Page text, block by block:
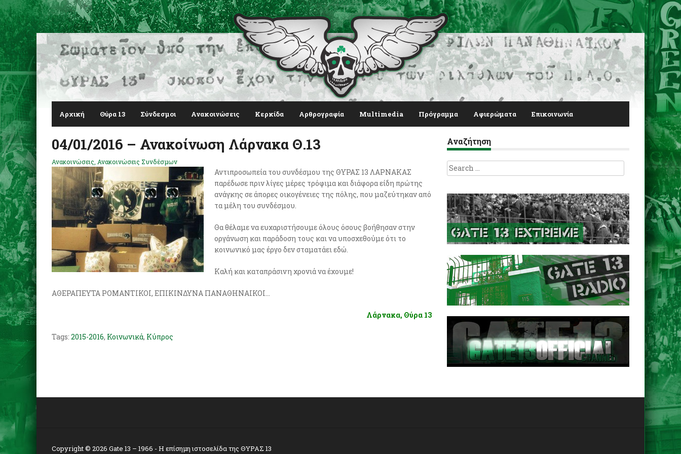
Αρχική Θύρα 13 Σύνδεσμοι Ανακοινώσεις Κερκίδα Αρθρογραφία Multimedia Πρόγραμμα Αφιερώματα Επικοινωνία
04/01/2016 – Ανακοίνωση Λάρνακα Θ.13
Ανακοινώσεις Ανακοινώσεις Συνδέσμων
Αντιπροσωπεία του συνδέσμου της ΘΥΡΑΣ 13 ΛΑΡΝΑΚΑΣ
παρέδωσε πριν λίγες μέρες τρόφιμα και διάφορα είδη πρώτης
ανάγκης σε άπορες οικογένειες της πόλης, που μαζεύτηκαν από
τα μέλη του συνδέσμου.
Θα θέλαμε να ευχαριστήσουμε όλους όσους βοήθησαν στην
οργάνωση και παράδοση τους και να υποσχεθούμε ότι το
κοινωνικό μας έργο δεν σταματάει εδώ.
Καλή και καταπράσινη χρονιά να έχουμε!
ΑΘΕΡΑΠΕΥΤΑ ΡΟΜΑΝΤΙΚΟΙ, ΕΠΙΚΙΝΔΥΝΑ ΠΑΝΑΘΗΝΑΙΚΟΙ…
Λάρνακα, Θύρα 13
Tags: 2015-2016, Κοινωνικά, Κύπρος
Αναζήτηση
Search
for:
Copyright © 2026 Gate 13 – 1966 - Η επίσημη ιστοσελίδα της ΘΥΡΑΣ 13